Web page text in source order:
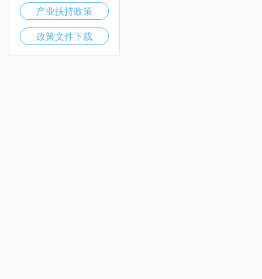
产业扶持政策
政策文件下载